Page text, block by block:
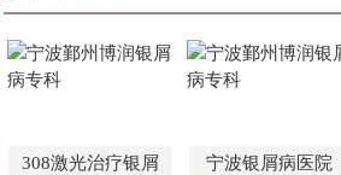
308激光治疗银屑 宁波银屑病医院